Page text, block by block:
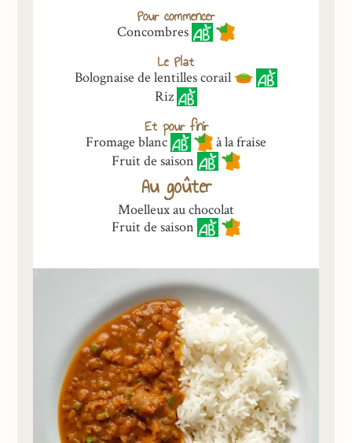
Menus
Recrutement
Nous contacter
Pour commencer
Concombres
Le Plat
Bolognaise de lentilles corail
Riz
Et pour finir
Fromage blanc
à la fraise
Fruit de saison
Au goûter
Moelleux au chocolat
Fruit de saison